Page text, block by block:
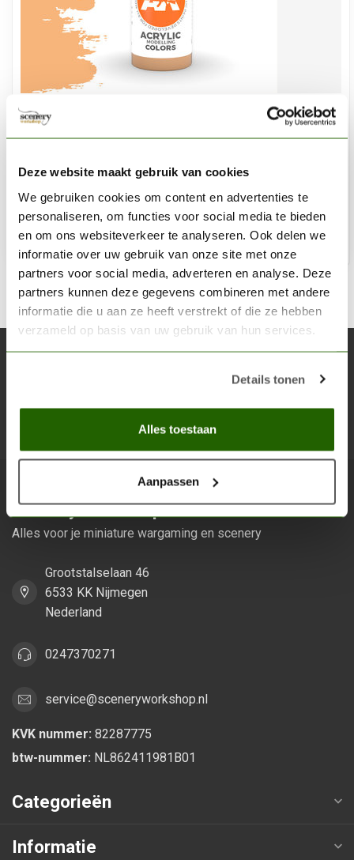
Deze website maakt gebruik van cookies
We gebruiken cookies om content en advertenties te
personaliseren, om functies voor social media te bieden
en om ons websiteverkeer te analyseren. Ook delen we
informatie over uw gebruik van onze site met onze
partners voor social media, adverteren en analyse. Deze
partners kunnen deze gegevens combineren met andere
informatie die u aan ze heeft verstrekt of die ze hebben
verzameld op basis van uw gebruik van hun services.
Details tonen
Alles toestaan
Aanpassen
AK INTERACTIVE
Basic Skin Tone Acrylic Modelling Colors - 17ml -
AK11052
Niet op voorraad
Blijf op de hoogte over onze laatste acties
Scenery Workshop BV
Alles voor je miniature wargaming en scenery
Grootstalselaan 46
6533 KK Nijmegen
Nederland
0247370271
service@sceneryworkshop.nl
KVK nummer: 82287775
btw-nummer: NL862411981B01
Categorieën
Informatie